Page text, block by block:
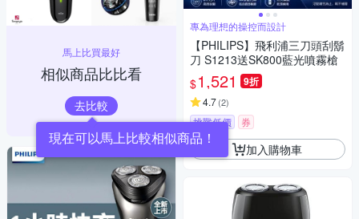
馬上比買最好
相似商品比比看
去比較
現在可以馬上比較相似商品！
專為理想的操控而設計
【PHILIPS】飛利浦三刀頭刮鬍
刀 S1213送SK800藍光噴霧槍
$1,521 9折
4.7(2)
挑戰低價 券
加入購物車